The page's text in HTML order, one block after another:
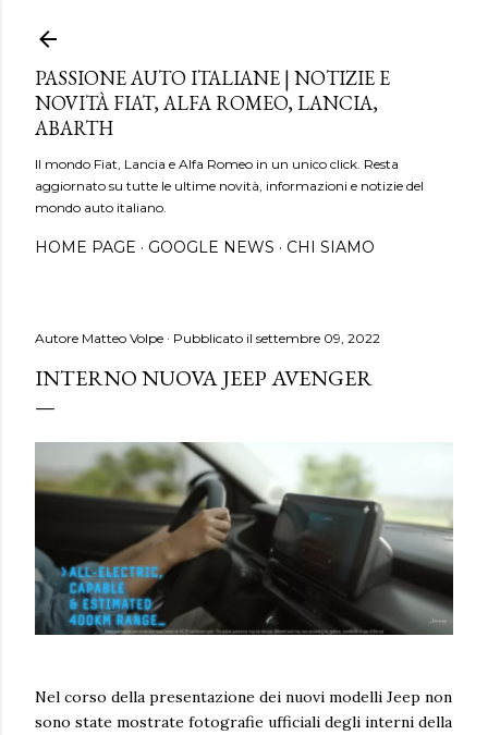
PASSIONE AUTO ITALIANE | NOTIZIE E
NOVITÀ FIAT, ALFA ROMEO, LANCIA,
ABARTH
Il mondo Fiat, Lancia e Alfa Romeo in un unico click. Resta
aggiornato su tutte le ultime novità, informazioni e notizie del
mondo auto italiano.
HOME PAGE GOOGLE NEWS CHI SIAMO
Autore Matteo Volpe Pubblicato il settembre 09, 2022
INTERNO NUOVA JEEP AVENGER
Nel corso della presentazione dei nuovi modelli Jeep non
sono state mostrate fotografie ufficiali degli interni della